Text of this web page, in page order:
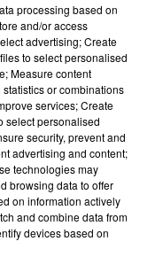
pour le
Automobile au
à
!
processing based on
and/or access
advertising; Create
to select personalised
Measure content
or combinations
services; Create
select personalised
security, prevent and
advertising and content;
technologies may
browsing data to offer
on information actively
and combine data from
devices based on